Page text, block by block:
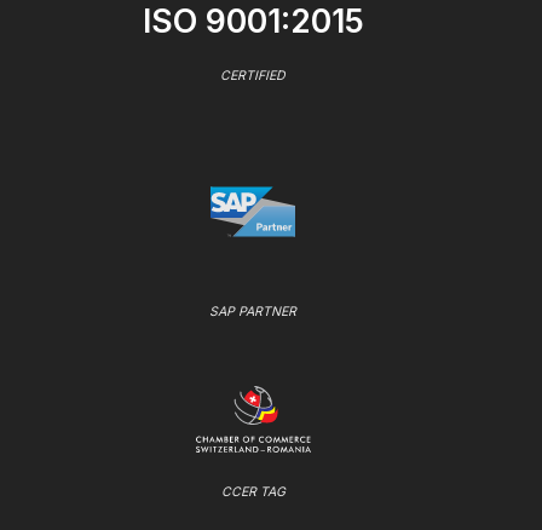
ISO 9001:2015
CERTIFIED
SAP PARTNER
CCER TAG